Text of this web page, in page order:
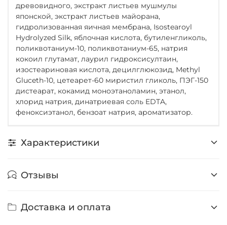
древовидного, экстракт листьев мушмулы
японской, экстракт листьев майорана,
гидролизованная яичная мембрана, Isostearoyl
Hydrolyzed Silk, яблочная кислота, бутиленгликоль,
поликвотаниум-10, поликвотаниум-65, натрия
кокоил глутамат, лаурил гидроксисултаин,
изостеариновая кислота, децилглюкозид, Methyl
Gluceth-10, цетеарет-60 миристил гликоль, ПЭГ-150
дистеарат, кокамид моноэтаноламин, этанол,
хлорид натрия, динатриевая соль EDTA,
феноксиэтанол, бензоат натрия, ароматизатор.
Характеристики
Отзывы
Доставка и оплата